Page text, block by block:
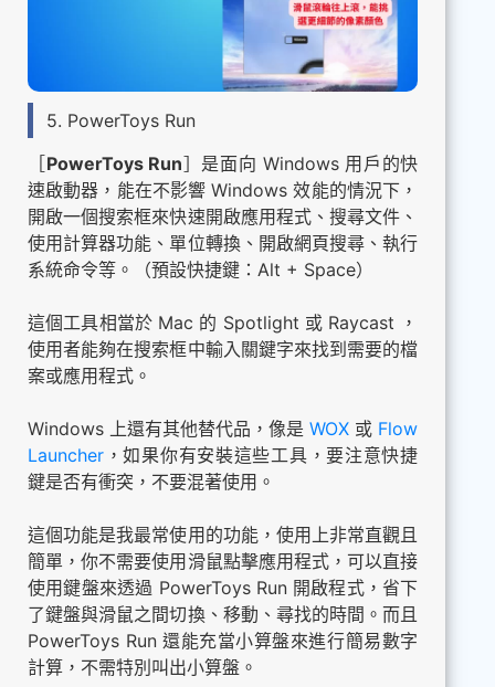
5. PowerToys Run
PowerToys Run］是面向 Windows 用戶的快
速啟動器，能在不影響 Windows 效能的情況下，
開啟一個搜索框來快速開啟應用程式、搜尋文件、
使用計算器功能、單位轉換、開啟網頁搜尋、執行
系統命令等。（預設快捷鍵：Alt + Space）
這個工具相當於 Mac 的 Spotlight 或 Raycast ，
使用者能夠在搜索框中輸入關鍵字來找到需要的檔
案或應用程式。
Windows 上還有其他替代品，像是WOX 或 Flow
Launcher ，如果你有安裝這些工具，要注意快捷
鍵是否有衝突，不要混著使用。
這個功能是我最常使用的功能，使用上非常直觀且
簡單，你不需要使用滑鼠點擊應用程式，可以直接
使用鍵盤來透過 PowerToys Run 開啟程式，省下
了鍵盤與滑鼠之間切換、移動、尋找的時間。而且
PowerToys Run 還能充當小算盤來進行簡易數字
計算，不需特別叫出小算盤。